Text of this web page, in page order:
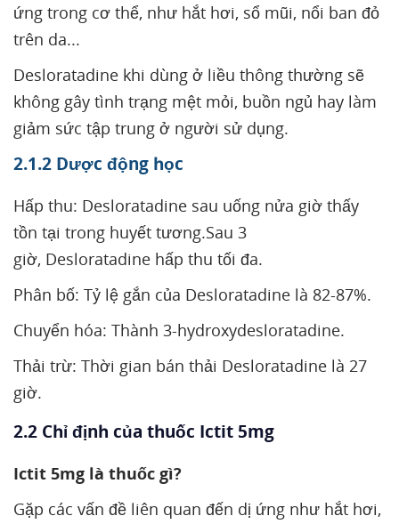
ứng trong cơ thể, như hắt hơi, sổ mũi, nổi ban đỏ
trên da...
Desloratadine khi dùng ở liều thông thường sẽ
không gây tình trạng mệt mỏi, buồn ngủ hay làm
giảm sức tập trung ở người sử dụng.
2.1.2 Dược động học
Hấp thu: Desloratadine sau uống nửa giờ thấy
tồn tại trong huyết tương.Sau 3
giờ, Desloratadine hấp thu tối đa.
Phân bố: Tỷ lệ gắn của Desloratadine là 82-87%.
Chuyển hóa: Thành 3-hydroxydesloratadine.
Thải trừ: Thời gian bán thải Desloratadine là 27
giờ.
2.2 Chỉ định của thuốc Ictit 5mg
Ictit 5mg là thuốc gì?
Gặp các vấn đề liên quan đến dị ứng như hắt hơi,